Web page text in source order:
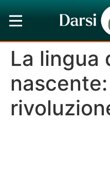
La lingua